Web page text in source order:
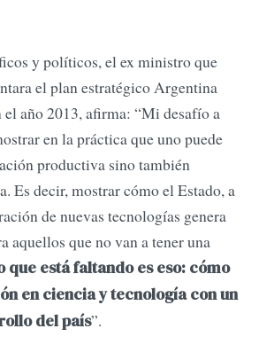
y políticos, el ex ministro que
el plan estratégico Argentina
año 2013, afirma: “Mi desafío a
en la práctica que uno puede
productiva sino también
Es decir, mostrar cómo el Estado, a
de nuevas tecnologías genera
aquellos que no van a tener una
que está faltando es eso: cómo
en ciencia y tecnología con un
del país”.